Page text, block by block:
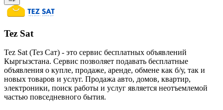
Tez Sat
Tez Sat (Тез Сат) - это сервис бесплатных объявлений
Кыргызстана. Сервис позволяет подавать бесплатные
объявления о купле, продаже, аренде, обмене как б/у, так и
новых товаров и услуг. Продажа авто, домов, квартир,
электроники, поиск работы и услуг является неотъемлемой
частью повседневного бытия.